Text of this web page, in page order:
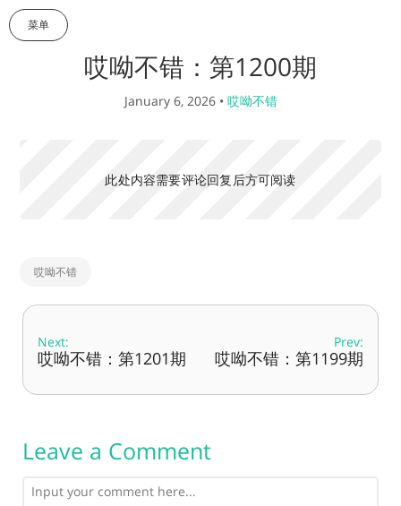
菜单
哎呦不错：第1200期
January 6, 2026 • 哎呦不错
此处内容需要评论回复后方可阅读
哎呦不错
Next:
哎呦不错：第1201期
Prev:
哎呦不错：第1199期
Leave a Comment